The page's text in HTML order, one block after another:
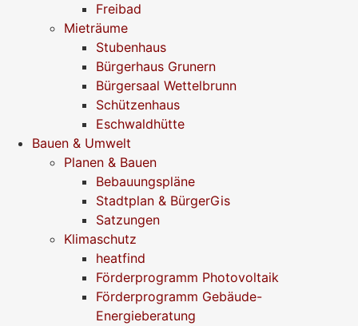
Freibad
Mieträume
Stubenhaus
Bürgerhaus Grunern
Bürgersaal Wettelbrunn
Schützenhaus
Eschwaldhütte
Bauen & Umwelt
Planen & Bauen
Bebauungspläne
Stadtplan & BürgerGis
Satzungen
Klimaschutz
heatfind
Förderprogramm Photovoltaik
Förderprogramm Gebäude-
Energieberatung